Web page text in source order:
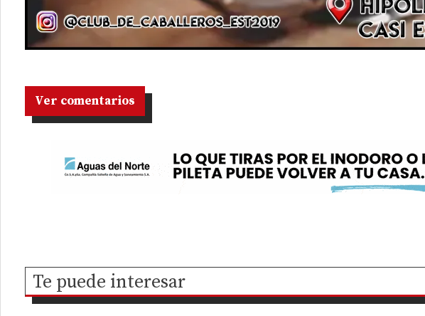
Ver comentarios
Te puede interesar